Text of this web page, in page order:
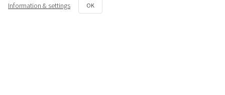
Information & settings OK